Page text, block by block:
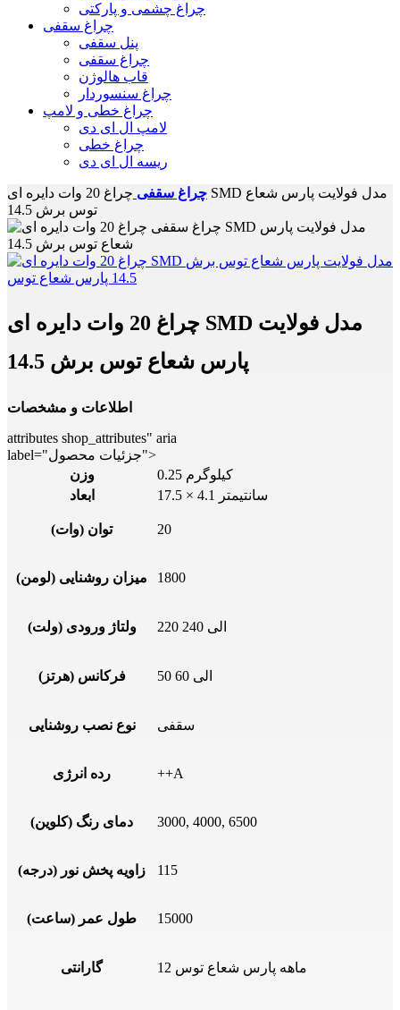
چراغ چشمی و پارکتی
چراغ سقفی
پنل سقفی
چراغ سقفی
قاب هالوژن
چراغ سنسوردار
چراغ خطی و لامپ
لامپ ال ای دی
چراغ خطی
ریسه ال ای دی
چراغ سقفی
چراغ 20 وات دایره ای SMD مدل فولایت پارس شعاع
توس برش 14.5
چراغ 20 وات دایره ای SMD مدل فولایت
پارس شعاع توس برش 14.5
اطلاعات و مشخصات
attributes shop_attributes" aria
label="جزئیات محصول">
وزن
0.25 کیلوگرم
ابعاد
17.5 × 4.1 سانتیمتر
توان (وات) 20
میزان روشنایی (لومن) 1800
ولتاژ ورودی (ولت) 220 الی 240
فرکانس (هرتز) 50 الی 60
نوع نصب روشنایی سقفی
رده انرژی ++A
دمای رنگ (کلوین) 3000, 4000, 6500
زاویه پخش نور (درجه) 115
طول عمر (ساعت) 15000
گارانتی 12 ماهه پارس شعاع توس